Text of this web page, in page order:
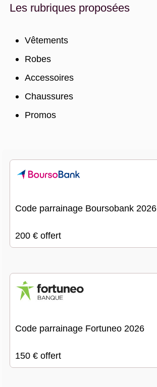
Les rubriques proposées
Vêtements
Robes
Accessoires
Chaussures
Promos
Code parrainage Boursobank 2026
200 € offert
Code parrainage Fortuneo 2026
150 € offert